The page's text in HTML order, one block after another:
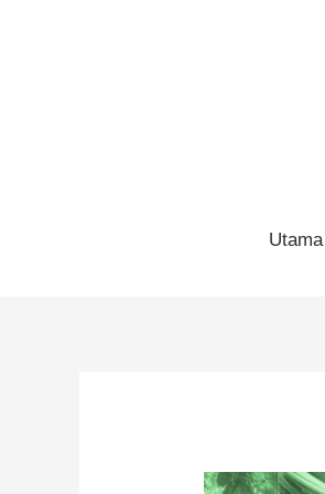
Utama